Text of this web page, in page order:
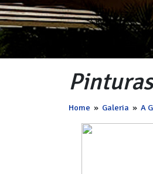
Pinturas
Home » Galeria » A